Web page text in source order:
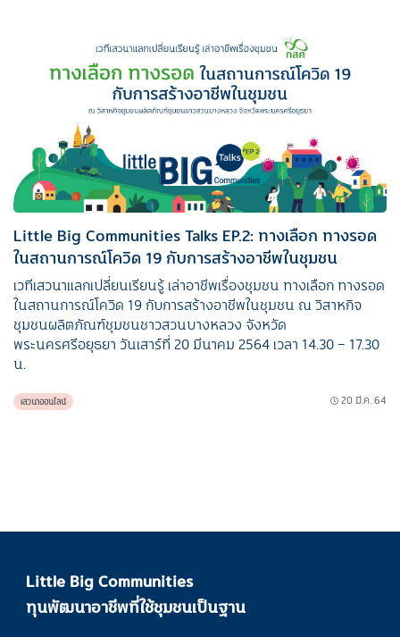
Little Big Communities Talks EP.2: ทางเลือก ทางรอด
ในสถานการณ์โควิด 19 กับการสร้างอาชีพในชุมชน
เวทีเสวนาแลกเปลี่ยนเรียนรู้ เล่าอาชีพเรื่องชุมชน ทางเลือก ทางรอด
ในสถานการณ์โควิด 19 กับการสร้างอาชีพในชุมชน ณ วิสาหกิจ
ชุมชนผลิตภัณฑ์ชุมชนชาวสวนบางหลวง จังหวัด
พระนครศรีอยุธยา วันเสาร์ที่ 20 มีนาคม 2564 เวลา 14.30 – 17.30
น.
เสวนาออนไลน์ 20 มี.ค. 64
Little Big Communities
ทุนพัฒนาอาชีพที่ใช้ชุมชนเป็นฐาน